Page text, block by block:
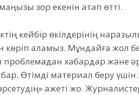
зор екенін атап өтті.
кейбір өкілдерінің
көріп қаламыз. Мұндайға жол
проблемадан хабардар және
Өтімді материал беру үшін
қажеті жоқ.